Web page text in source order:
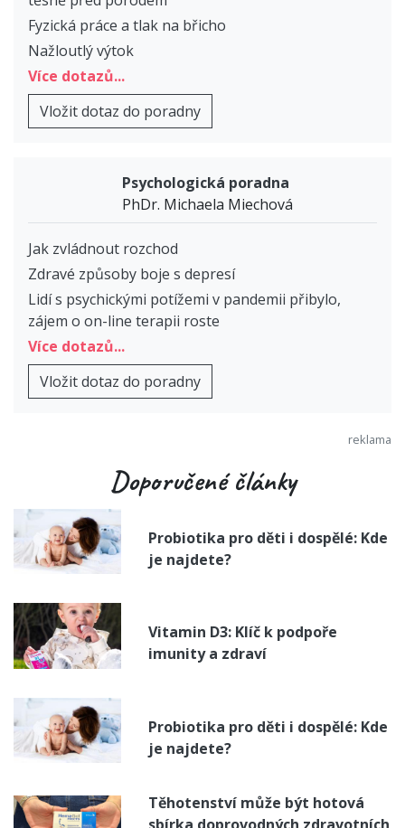
Fyzická práce a tlak na břicho
Nažloutlý výtok
Více dotazů...
Vložit dotaz do poradny
Psychologická poradna
PhDr. Michaela Miechová
Jak zvládnout rozchod
Zdravé způsoby boje s depresí
Lidí s psychickými potížemi v pandemii přibylo,
zájem o on-line terapii roste
Více dotazů...
Vložit dotaz do poradny
Doporučené články
Probiotika pro děti i dospělé: Kde
je najdete?
Vitamin D3: Klíč k podpoře
imunity a zdraví
Probiotika pro děti i dospělé: Kde
je najdete?
Těhotenství může být hotová